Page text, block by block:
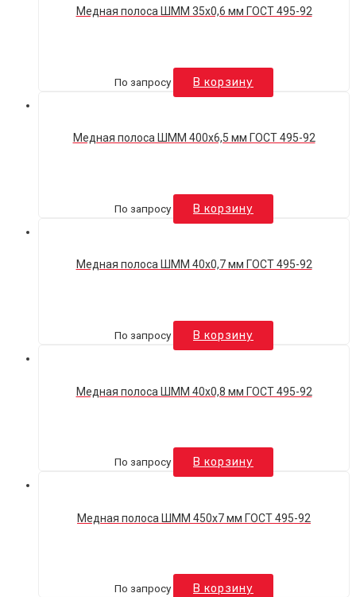
Медная полоса ШММ 35х0,6 мм ГОСТ 495-92
По запросу В корзину
Медная полоса ШММ 400х6,5 мм ГОСТ 495-92
По запросу В корзину
Медная полоса ШММ 40х0,7 мм ГОСТ 495-92
По запросу В корзину
Медная полоса ШММ 40х0,8 мм ГОСТ 495-92
По запросу В корзину
Медная полоса ШММ 450х7 мм ГОСТ 495-92
По запросу В корзину